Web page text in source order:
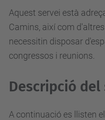
Aquest servei està
Camins, així com
necessitin disposar
congressos i reunions.
Descripció del
A continuació es llisten